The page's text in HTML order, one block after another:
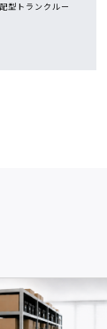
型トランクルー